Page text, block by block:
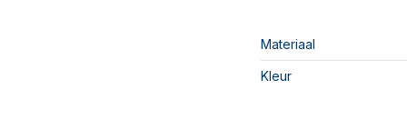
Materiaal
Kleur